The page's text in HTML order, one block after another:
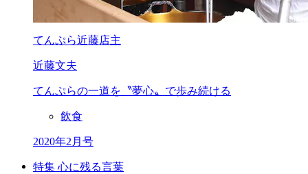
てんぷら近藤店主
近藤文夫
てんぷらの一道を 〝夢心〟で歩み続ける
飲食
2020年2月号
特集 心に残る言葉